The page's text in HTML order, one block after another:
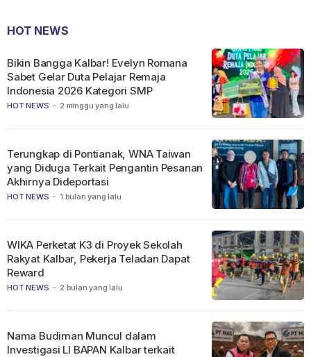
HOT NEWS
HOT NEWS - 2 minggu yang lalu
Bikin Bangga Kalbar! Evelyn Romana
Sabet Gelar Duta Pelajar Remaja
Indonesia 2026 Kategori SMP
HOT NEWS - 1 bulan yang lalu
Terungkap di Pontianak, WNA Taiwan
yang Diduga Terkait Pengantin Pesanan
Akhirnya Dideportasi
HOT NEWS - 2 bulan yang lalu
WIKA Perketat K3 di Proyek Sekolah
Rakyat Kalbar, Pekerja Teladan Dapat
Reward
Nama Budiman Muncul dalam
Investigasi LI BAPAN Kalbar terkait